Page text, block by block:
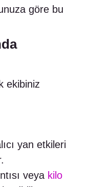
göre bu
ekibiniz
yan etkileri
veya kilo